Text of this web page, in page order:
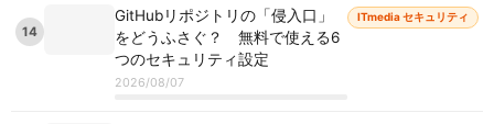
14
GitHubリポジトリの「侵入口」
をどうふさぐ？ 無料で使える6
つのセキュリティ設定
2026/08/07
ITmedia セキュリティ